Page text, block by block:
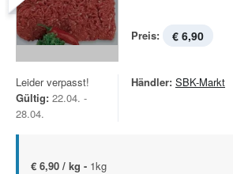
Preis: € 6,90
Leider verpasst!
Gültig: 22.04. -
28.04.
Händler: SBK-Markt
€ 6,90 / kg - 1kg